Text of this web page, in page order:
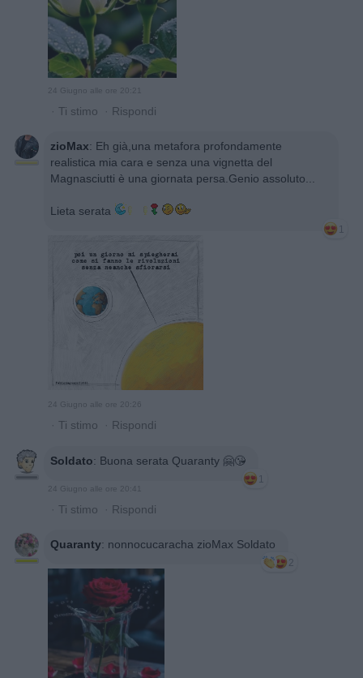
24 Giugno alle ore 20:21
· Ti stimo · Rispondi
zioMax: Eh già,una metafora profondamente
realistica mia cara e senza una vignetta del
Magnasciutti è una giornata persa.Genio assoluto...
Lieta serata
1
24 Giugno alle ore 20:26
· Ti stimo · Rispondi
Soldato: Buona serata Quaranty 🤗😘
1
24 Giugno alle ore 20:41
· Ti stimo · Rispondi
Quaranty: nonnocucaracha zioMax Soldato
2